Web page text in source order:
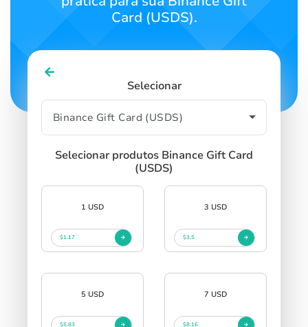
Card (USDS).
Selecionar
Selecionar produtos Binance Gift Card
(USDS)
1 USD
$1.17
3 USD
$3.5
5 USD
$5.83
7 USD
$8.16